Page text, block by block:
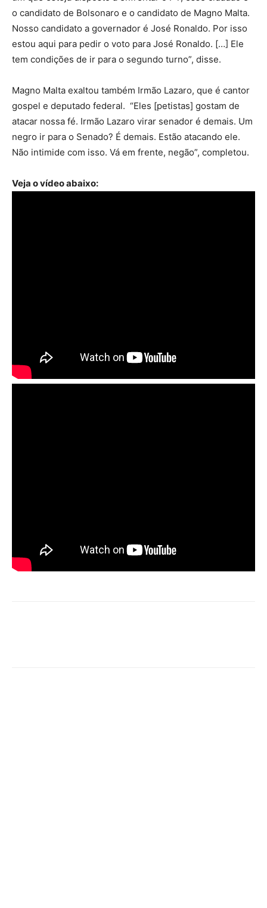
o candidato de Bolsonaro e o candidato de Magno Malta.
Nosso candidato a governador é José Ronaldo. Por isso
estou aqui para pedir o voto para José Ronaldo. […] Ele
tem condições de ir para o segundo turno”, disse.
Magno Malta exaltou também Irmão Lazaro, que é cantor
gospel e deputado federal. “Eles [petistas] gostam de
atacar nossa fé. Irmão Lazaro virar senador é demais. Um
negro ir para o Senado? É demais. Estão atacando ele.
Não intimide com isso. Vá em frente, negão”, completou.
Veja o vídeo abaixo: